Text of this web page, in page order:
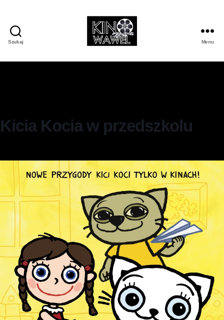
Szukaj Menu
Kicia Kocia w przedszkolu